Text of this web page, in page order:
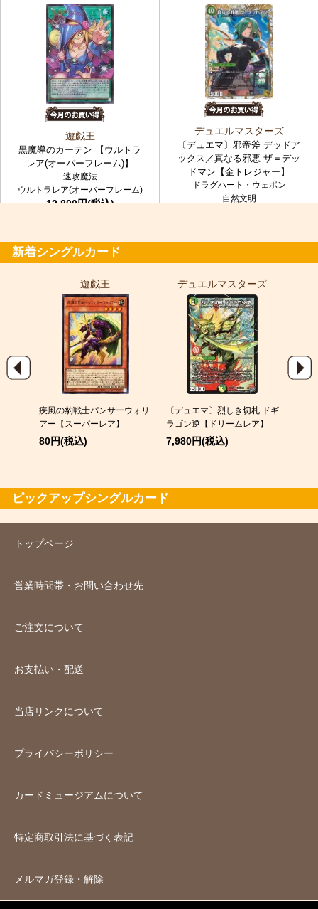
遊戯王
黒魔導のカーテン 【ウルトラ
レア(オーバーフレーム)】
速攻魔法
ウルトラレア(オーバーフレーム)
12,800円(税込)
デュエルマスターズ
〔デュエマ〕邪帝斧 デッドア
ックス／真なる邪悪 ザ＝デッ
ドマン【金トレジャー】
ドラグハート・ウェポン
自然文明
新着シングルカード
遊戯王
疾風の豹戦士パンサーウォリ
アー【スーパーレア】
80円(税込)
デュエルマスターズ
〔デュエマ〕烈しき切札 ドギ
ラゴン逆【ドリームレア】
7,980円(税込)
ピックアップシングルカード
トップページ
営業時間帯・お問い合わせ先
ご注文について
お支払い・配送
当店リンクについて
プライバシーポリシー
カードミュージアムについて
特定商取引法に基づく表記
メルマガ登録・解除